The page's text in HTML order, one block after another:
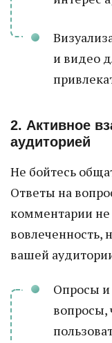
и видео
2. Активное
аудиторией
Не бойтесь
Ответы на
комментарии
вовлеченность,
вашей
Опросы и
вопросы,